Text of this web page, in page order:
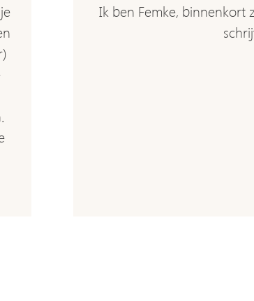
Ik ben Femke, binnenkort